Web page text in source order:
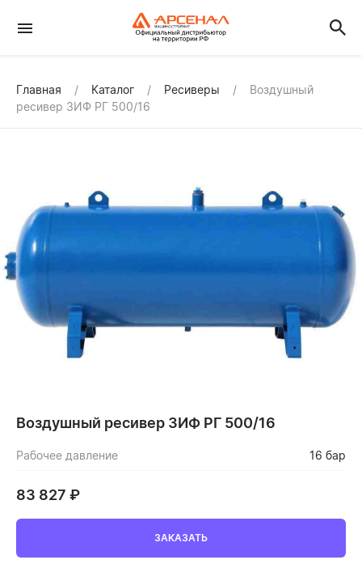
Главная Каталог Ресиверы
Воздушный
ресивер ЗИФ РГ 500/16
Воздушный ресивер ЗИФ РГ 500/16
Рабочее давление 16 бар
83 827 ₽
ЗАКАЗАТЬ